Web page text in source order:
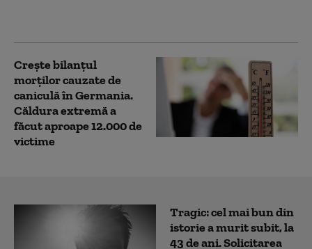
Crește bilanțul
morților cauzate de
caniculă în Germania.
Căldura extremă a
făcut aproape 12.000 de
victime
Tragic: cel mai bun din
istorie a murit subit, la
43 de ani. Solicitarea